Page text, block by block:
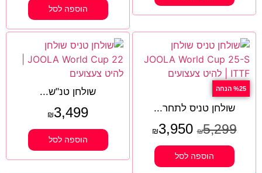
הוספה לסל
%25 הנחה
שולחן טניס לתחר...
₪5,299
₪3,950
הוספה לסל
שולחן טנ"ש...
₪3,499
הוספה לסל